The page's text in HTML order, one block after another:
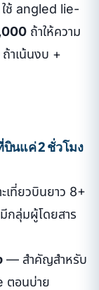
ใช้ angled lie-
ถ้าให้ความ
าเน้นงบ +
บินแค่ 2 ชั่วโมง
ที่ยวบินยาว 8+
กลุ่มผู้โดยสาร
— สำคัญสำหรับ
ตอนบ่าย